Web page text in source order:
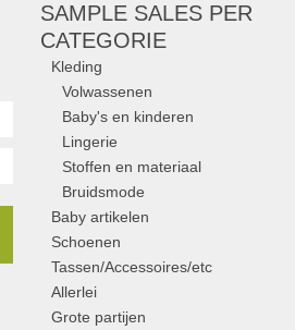
SAMPLE SALES PER
CATEGORIE
Kleding
Volwassenen
Baby's en kinderen
Lingerie
Stoffen en materiaal
Bruidsmode
Baby artikelen
Schoenen
Tassen/Accessoires/etc
Allerlei
Grote partijen